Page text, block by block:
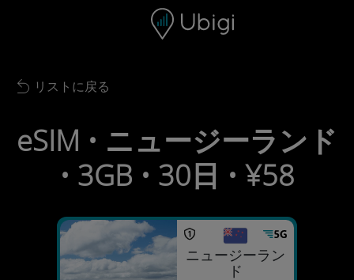
ナビゲーションバー フッター
Back to list
リストに戻る
eSIM • ニュージーランド
• 3GB • 30日 • ¥58
ニュージーラン
ド